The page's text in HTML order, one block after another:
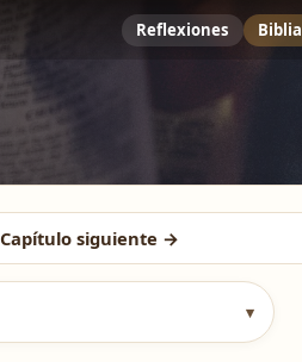
Reflexiones Biblia
Capítulo siguiente →
▾